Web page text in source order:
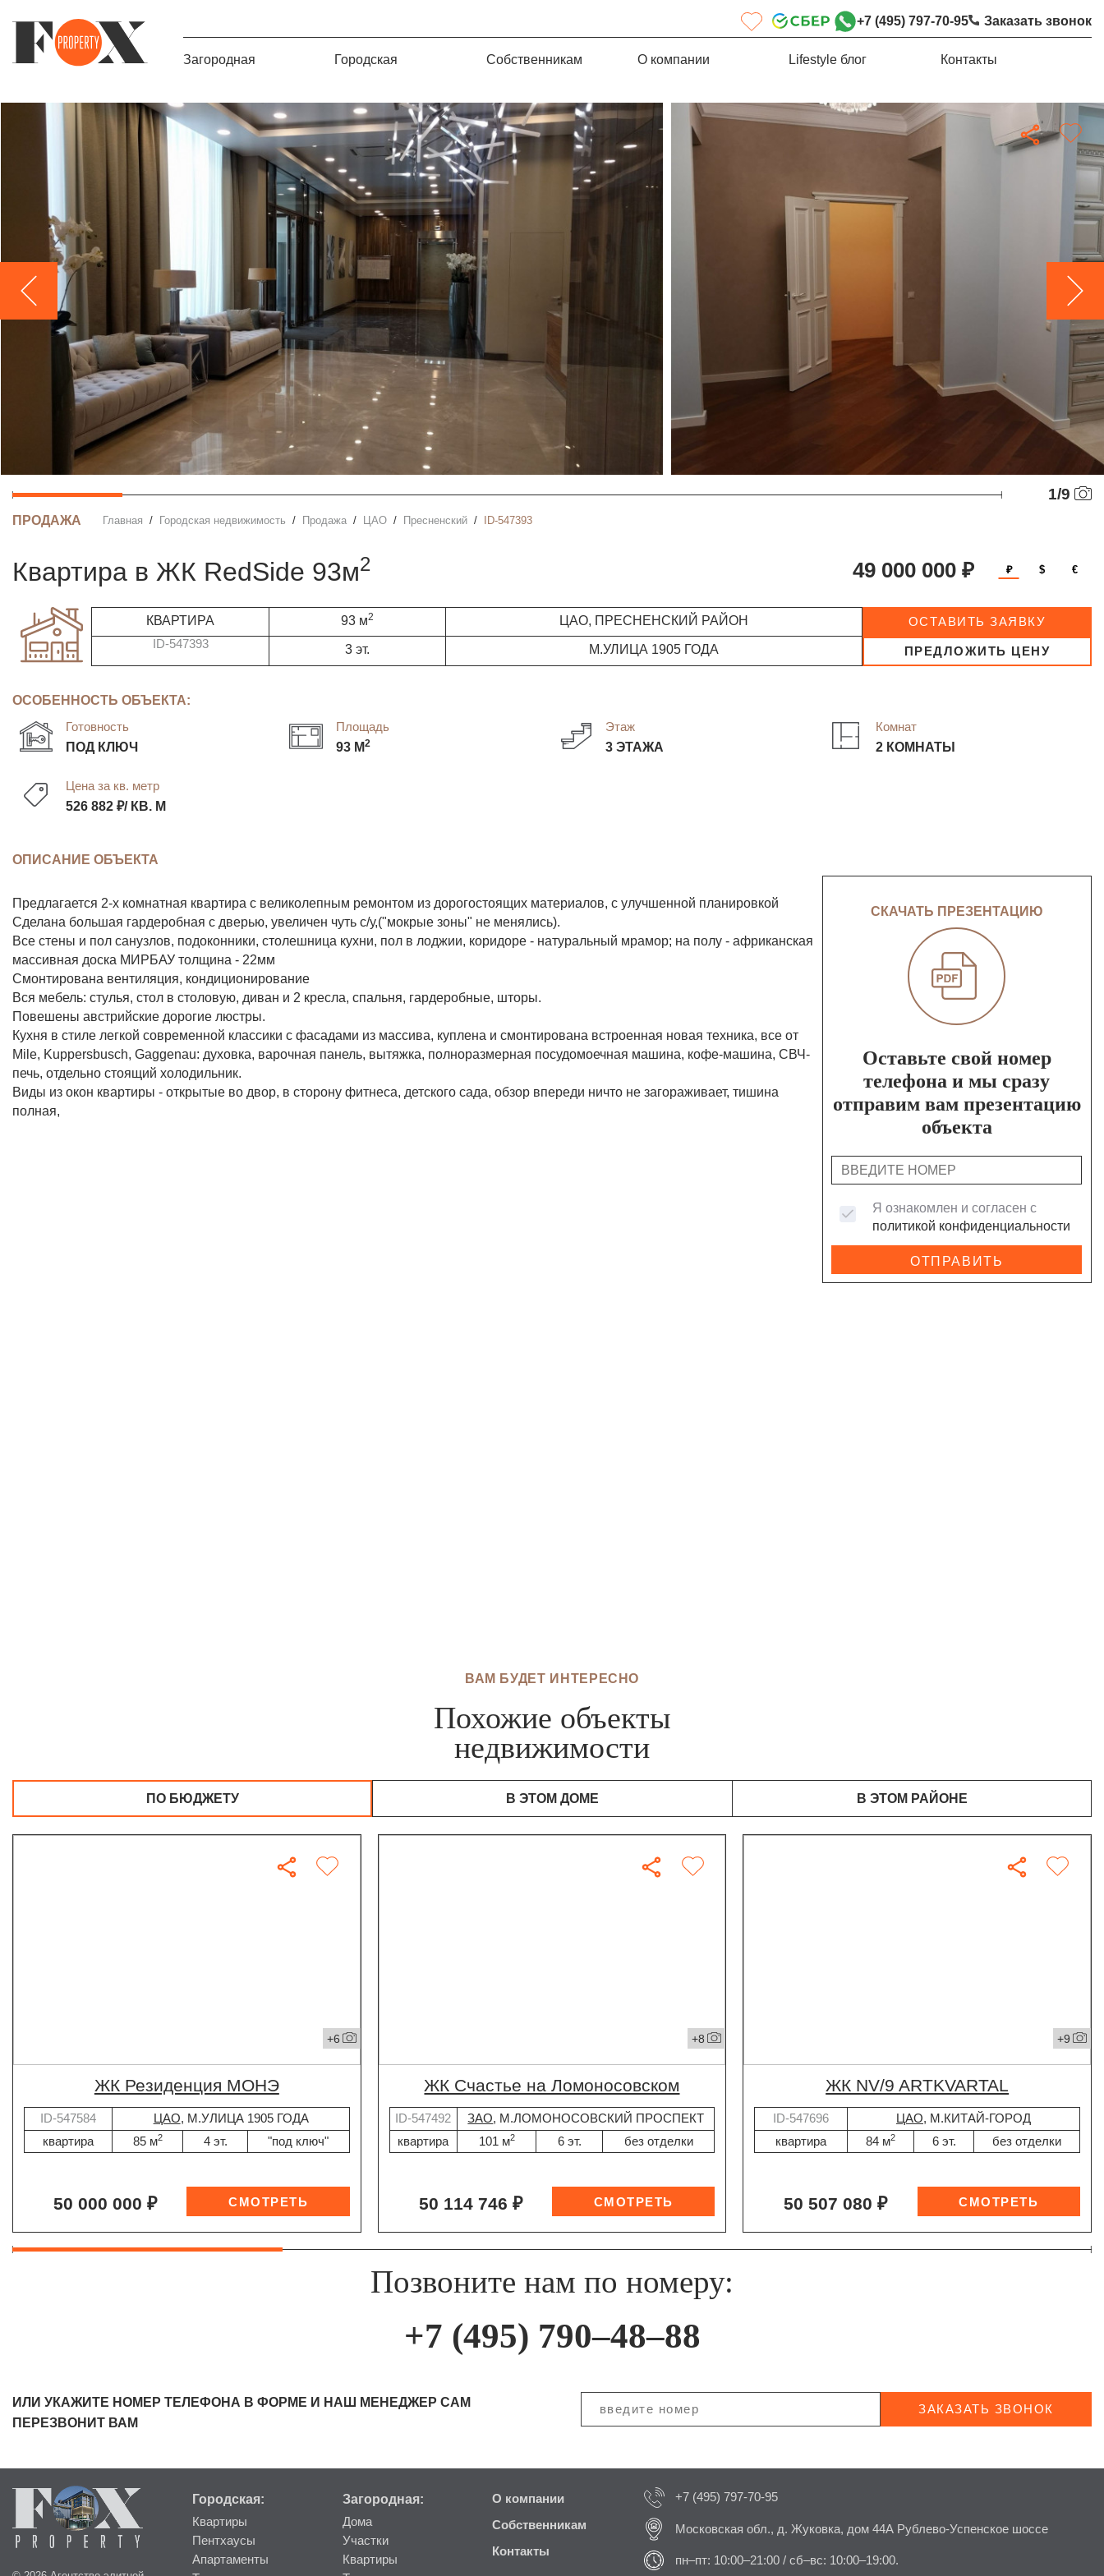
+7 (495) 797-70-95 Заказать звонок
Загородная Городская Собственникам О компании Lifestyle блог Контакты
1/9
ПРОДАЖА Главная Городская недвижимость Продажа ЦАО Пресненский ID-547393
квартира в ЖК RedSide 93м2 49 000 000 ₽ ₽ $ €
КВАРТИРА 93 м2 ЦАО, ПРЕСНЕНСКИЙ РАЙОН
ID-547393 3 эт. М.УЛИЦА 1905 ГОДА
ОСТАВИТЬ ЗАЯВКУ
ПРЕДЛОЖИТЬ ЦЕНУ
ОСОБЕННОСТЬ ОБЪЕКТА:
Готовность
ПОД КЛЮЧ
Площадь
93 М2
Этаж
3 ЭТАЖА
Комнат
2 КОМНАТЫ
Цена за кв. метр
526 882 ₽/ КВ. М
ОПИСАНИЕ ОБЪЕКТА
Предлагается 2-х комнатная квартира с великолепным ремонтом из дорогостоящих материалов, с улучшенной планировкой
Сделана большая гардеробная с дверью, увеличен чуть с/у,("мокрые зоны" не менялись).
Все стены и пол санузлов, подоконники, столешница кухни, пол в лоджии, коридоре - натуральный мрамор; на полу - африканская
массивная доска МИРБАУ толщина - 22мм
Смонтирована вентиляция, кондиционирование
Вся мебель: стулья, стол в столовую, диван и 2 кресла, спальня, гардеробные, шторы.
Повешены австрийские дорогие люстры.
Кухня в стиле легкой современной классики с фасадами из массива, куплена и смонтирована встроенная новая техника, все от
Mile, Kuppersbusch, Gaggenau: духовка, варочная панель, вытяжка, полноразмерная посудомоечная машина, кофе-машина, СВЧ-
печь, отдельно стоящий холодильник.
Виды из окон квартиры - открытые во двор, в сторону фитнеса, детского сада, обзор впереди ничто не загораживает, тишина
полная,
СКАЧАТЬ ПРЕЗЕНТАЦИЮ
Оставьте свой номер
телефона и мы сразу
отправим вам презентацию
объекта
Я ознакомлен и согласен с
политикой конфиденциальности
ОТПРАВИТЬ
ВАМ БУДЕТ ИНТЕРЕСНО
Похожие объекты
недвижимости
ПО БЮДЖЕТУ В ЭТОМ ДОМЕ В ЭТОМ РАЙОНЕ
+6
ЖК Резиденция МОНЭ
ID-547584 ЦАО, М.УЛИЦА 1905 ГОДА
квартира
85 м2 4 эт. "под ключ"
50 000 000 ₽
+8
ЖК Счастье на Ломоносовском
ID-547492 ЗАО, М.ЛОМОНОСОВСКИЙ ПРОСПЕКТ
квартира
101 м2 6 эт. без отделки
50 114 746 ₽
+9
ЖК NV/9 ARTKVARTAL
ID-547696 ЦАО, М.КИТАЙ-ГОРОД
квартира
84 м2 6 эт. без отделки
50 507 080 ₽
Позвоните нам по номеру:
+7 (495) 790–48–88
ИЛИ УКАЖИТЕ НОМЕР ТЕЛЕФОНА В ФОРМЕ И НАШ МЕНЕДЖЕР САМ
ПЕРЕЗВОНИТ ВАМ
ЗАКАЗАТЬ ЗВОНОК
Городская:
Квартиры
Пентхаусы
Апартаменты
Загородная:
Дома
Участки
Квартиры
О компании
Собственникам
Контакты
+7 (495) 797-70-95
Московская обл., д. Жуковка, дом 44А Рублево-Успенское шоссе
пн–пт: 10:00–21:00 / сб–вс: 10:00–19:00.